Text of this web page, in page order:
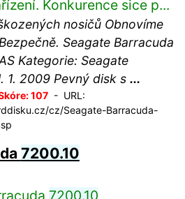
Konkurence sice p...
nosičů Obnovíme
Seagate Barracuda
Kategorie: Seagate
1. 2009 Pevný disk s ...
107- URL:
cz/Seagate-Barracuda-
7200.10
7200.10